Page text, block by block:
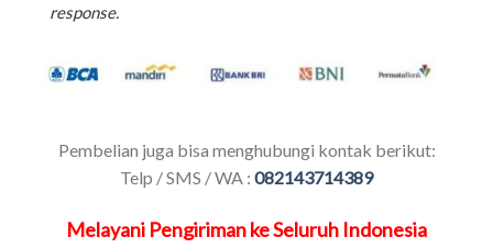
response.
Pembelian juga bisa menghubungi kontak berikut:
Telp / SMS / WA : 082143714389
Melayani Pengiriman ke Seluruh Indonesia